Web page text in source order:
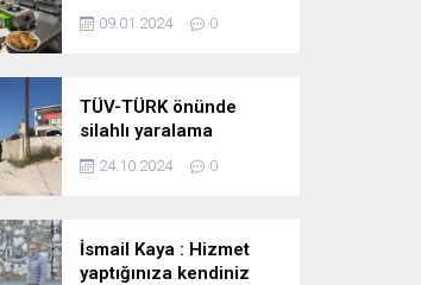
SANATLARI AKADEMİSİ
AÇILDI
09.01.2024 0
TÜV-TÜRK önünde
silahlı yaralama
24.10.2024 0
İsmail Kaya : Hizmet
yaptığınıza kendiniz